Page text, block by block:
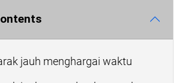
jauh menghargai waktu